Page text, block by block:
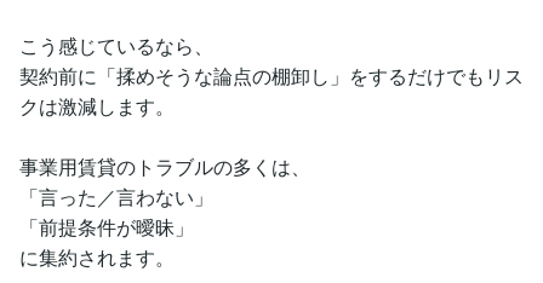
こう感じているなら、
契約前に「揉めそうな論点の棚卸し」をするだけでもリス
クは激減します。
事業用賃貸のトラブルの多くは、
「言った／言わない」
「前提条件が曖昧」
に集約されます。